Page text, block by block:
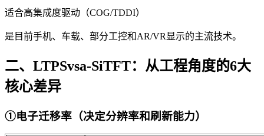
适合高集成度驱动（COG/TDDI）
是目前手机、车载、部分工控和AR/VR显示的主流技术。
二、LTPSvsa-SiTFT：从工程角度的6大
核心差异
①电子迁移率（决定分辨率和刷新能力）